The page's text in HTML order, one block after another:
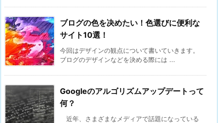
ブログの色を决めたい！色選びに便利な
サイト10選！
今回はデザインの観点について書いていきます。
ブログのデザインなどを決める際には ...
Googleのアルゴリズムアップデートって
何？
近年、さまざまなメディアで話題になっている